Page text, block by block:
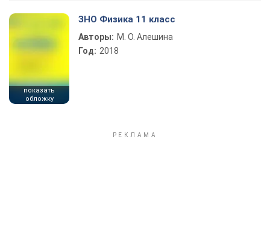
показать
обложку
ЗНО Физика 11 класс
Авторы: М. О. Алешина
Год: 2018